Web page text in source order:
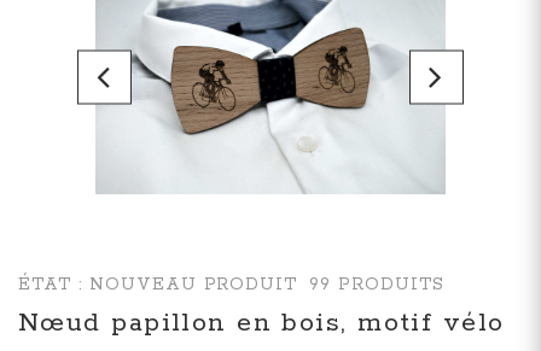
ÉTAT : NOUVEAU PRODUIT 99 PRODUITS
Nœud papillon en bois, motif vélo